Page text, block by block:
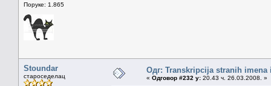
Поруке: 1.865
Stoundar
староседелац
Одг: Transkripcija stranih imena
« Одговор #232 у: 20.43 ч. 26.03.2008. »